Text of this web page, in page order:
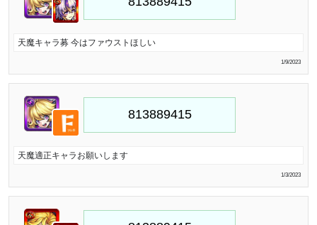
天魔キャラ募 今はファウストほしい
1/9/2023
天魔適正キャラお願いします
1/3/2023